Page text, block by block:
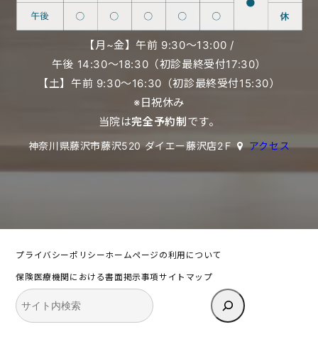
【月~金】午前 9:30〜13:00 /
午後 14:30〜18:30（初診最終受付17:30）
【土】午前 9:30〜16:30（初診最終受付15:30）
※日祝休み
当院は完全予約制 です。
神奈川県藤沢市藤沢520 ダイエー藤沢店2Ｆ アクセス
プライバシーポリシーホームページの利用について
保険医療機関における書面掲示事項サイトマップ
検
索